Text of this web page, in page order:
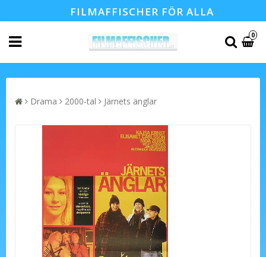
FILMAFFISCHER FÖR ALLA
0
Drama 2000-tal Järnets änglar